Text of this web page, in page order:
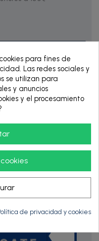
12
para fines de
Las redes sociales y
se utilizan para
y anuncios
y el procesamiento
de privacidad y cookies